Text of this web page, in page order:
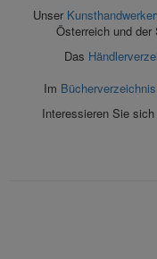
Unser
Österreich und
Das
Im Bücherverzeichnis
Interessieren Sie